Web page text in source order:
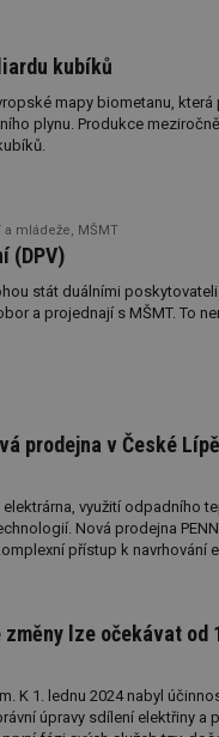
kubíků
mapy biometanu, která
plynu. Produkce
mládeže, MŠMT
(DPV)
stát duálními
a projednají s MŠMT. To
prodejna v České
využití odpadního
Nová prodejna
přístup k navrhování
lze očekávat od
K 1. lednu 2024 nabyl
úpravy sdílení elektřiny a
stránek, jako je
Popis
Slouží k přihlášení pomocí
Tento soubor cookie se
Tento soubor cookie je
o tom, zda je tento
4
Tento soubor cookie se
interakcí a výkonu v
usnadnění uživatelských
Tento soubor cookie se
Tento soubor cookie se
Soubor cookie je
začátek cesty uživatele